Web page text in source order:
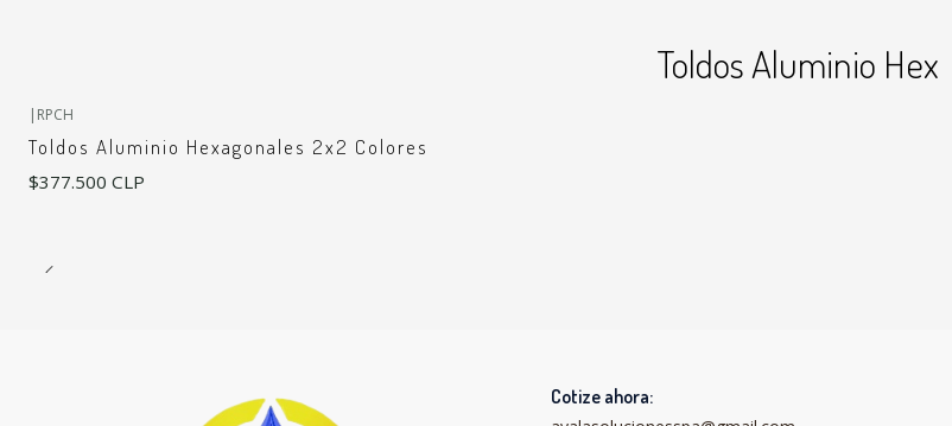
Toldos Aluminio Hex
+7
| RPCH
Toldos Aluminio Hexagonales 2x2 Colores
$377.500 CLP
Cotize ahora: